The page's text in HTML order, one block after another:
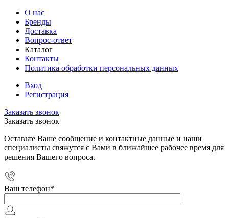
О нас
Бренды
Доставка
Вопрос-ответ
Каталог
Контакты
Политика обработки персональных данных
Вход
Регистрация
Заказать звонок
Заказать звонок
Оставьте Ваше сообщение и контактные данные и наши
специалисты свяжутся с Вами в ближайшее рабочее время для
решения Вашего вопроса.
Ваш телефон*